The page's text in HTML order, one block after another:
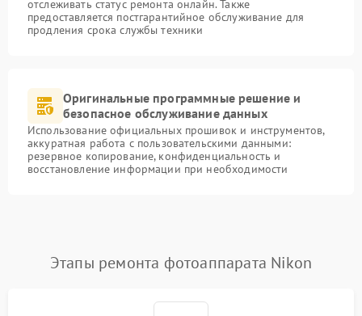
отслеживать статус ремонта онлайн. Также
предоставляется постгарантийное обслуживание для
продления срока службы техники
Оригинальные программные решение и
безопасное обслуживание данных
Использование официальных прошивок и инструментов,
аккуратная работа с пользовательскими данными:
резервное копирование, конфиденциальность и
восстановление информации при необходимости
Этапы ремонта фотоаппарата Nikon